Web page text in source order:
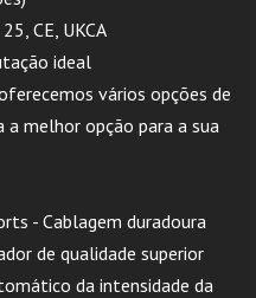
CE, UKCA
ideal
vários opções de
melhor opção para a sua
- Cablagem duradoura
de qualidade superior
da intensidade da